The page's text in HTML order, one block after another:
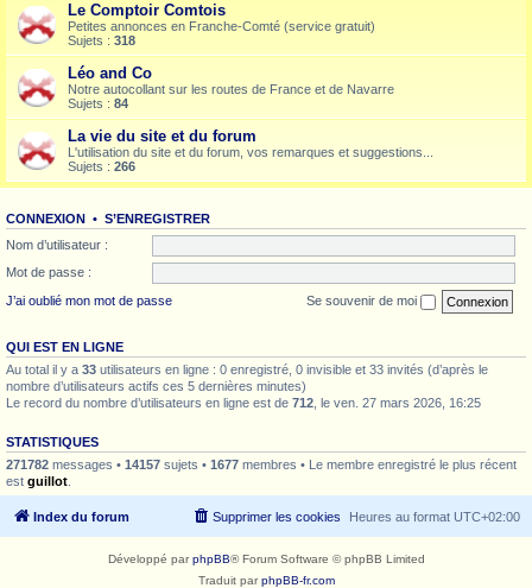
Le Comptoir Comtois
Petites annonces en Franche-Comté (service gratuit)
Sujets : 318
Léo and Co
Notre autocollant sur les routes de France et de Navarre
Sujets : 84
La vie du site et du forum
L'utilisation du site et du forum, vos remarques et suggestions...
Sujets : 266
CONNEXION • S’ENREGISTRER
Nom d’utilisateur :
Mot de passe :
J’ai oublié mon mot de passe
Se souvenir de moi
QUI EST EN LIGNE
Au total il y a 33 utilisateurs en ligne : 0 enregistré, 0 invisible et 33 invités (d’après le
nombre d’utilisateurs actifs ces 5 dernières minutes)
Le record du nombre d’utilisateurs en ligne est de 712 , le ven. 27 mars 2026, 16:25
STATISTIQUES
271782 messages • 14157 sujets • 1677 membres • Le membre enregistré le plus récent
est guillot
Index du forum Heures au format UTC+02:00
Supprimer les cookies
Développé parphpBB® Forum Software © phpBB Limited
Traduit parphpBB-fr.com